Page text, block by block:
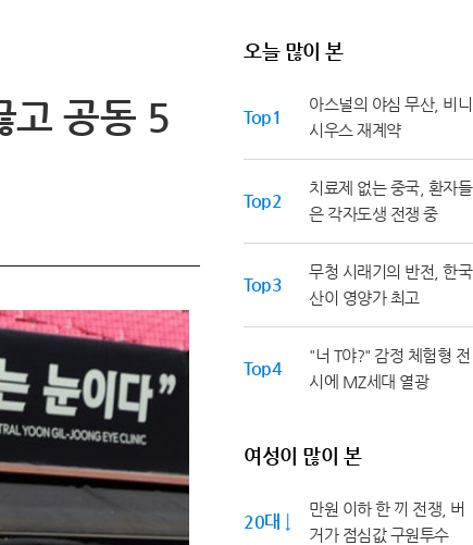
고 공동 5
오늘 많이 본
Top1
아스널의 야심 무산, 비니
시우스 재계약
Top2
치료제 없는 중국, 환자들
은 각자도생 전쟁 중
Top3
무청 시래기의 반전, 한국
산이 영양가 최고
Top4
"너 T야?" 감정 체험형 전
시에 MZ세대 열광
여성이 많이 본
20대 ↓
만원 이하 한 끼 전쟁, 버
거가 점심값 구원투수